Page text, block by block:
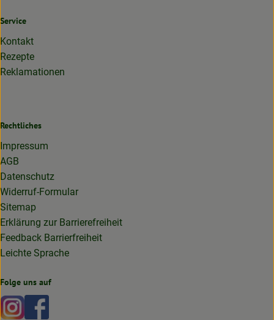
Service
Kontakt
Rezepte
Reklamationen
Rechtliches
Impressum
AGB
Datenschutz
Widerruf-Formular
Sitemap
Erklärung zur Barrierefreiheit
Feedback Barrierfreiheit
Leichte Sprache
Folge uns auf
Externer Link zu https://www.instagram.com/